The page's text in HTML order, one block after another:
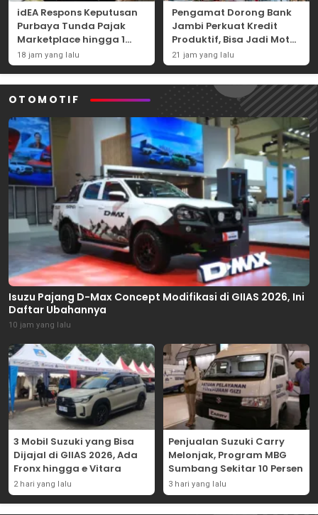
idEA Respons Keputusan
Purbaya Tunda Pajak
Marketplace hingga 1
November 2026
18 jam yang lalu
Pengamat Dorong Bank
Jambi Perkuat Kredit
Produktif, Bisa Jadi Motor
Ekonomi Daerah
21 jam yang lalu
OTOMOTIF
Isuzu Pajang D-Max Concept Modifikasi di GIIAS 2026, Ini
Daftar Ubahannya
10 jam yang lalu
3 Mobil Suzuki yang Bisa
Dijajal di GIIAS 2026, Ada
Fronx hingga e Vitara
2 hari yang lalu
Penjualan Suzuki Carry
Melonjak, Program MBG
Sumbang Sekitar 10 Persen
3 hari yang lalu